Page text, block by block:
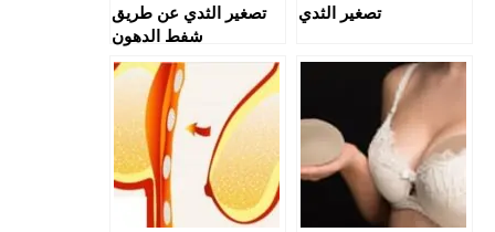
تصغير الثدي
تصغير الثدي عن طريق
شفط الدهون